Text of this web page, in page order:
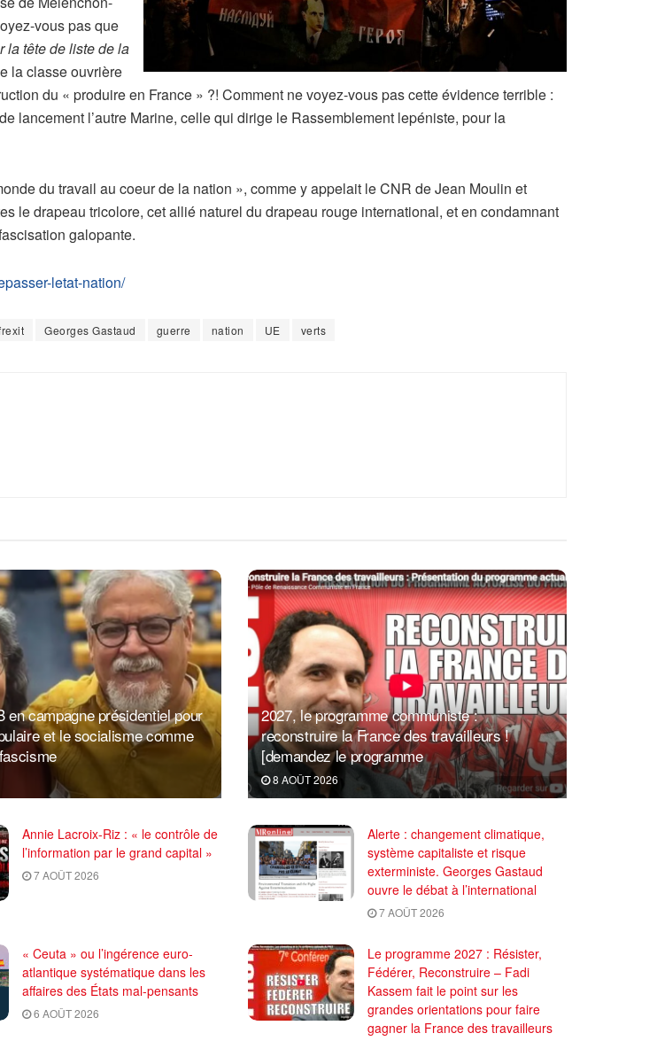
vous pas que
la tête de liste de la
la classe ouvrière
du « produire en France » ?! Comment ne voyez-vous pas cette évidence terrible :
lancement l’autre Marine, celle qui dirige le Rassemblement lepéniste, pour la
du travail au coeur de la nation », comme y appelait le CNR de Jean Moulin et
le drapeau tricolore, cet allié naturel du drapeau rouge international, et en condamnant
galopante.
letat-nation/
Georges Gastaud guerre nation UE verts
en campagne présidentiel pour
et le socialisme comme
2027, le programme communiste :
reconstruire la France des travailleurs !
[demandez le programme
8 AOÛT 2026
Annie Lacroix-Riz : « le contrôle de
l’information par le grand capital »
7 AOÛT 2026
Alerte : changement climatique,
système capitaliste et risque
exterministe. Georges Gastaud
ouvre le débat à l’international
7 AOÛT 2026
« Ceuta » ou l’ingérence euro-
atlantique systématique dans les
affaires des États mal-pensants
6 AOÛT 2026
Le programme 2027 : Résister,
Fédérer, Reconstruire – Fadi
Kassem fait le point sur les
grandes orientations pour faire
gagner la France des travailleurs